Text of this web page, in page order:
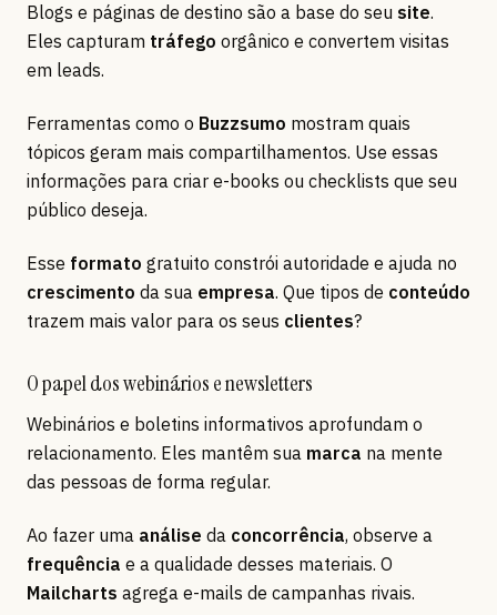
Blogs e páginas de destino são a base do seu site.
Eles capturam tráfego orgânico e convertem visitas
em leads.
Ferramentas como o Buzzsumo mostram quais
tópicos geram mais compartilhamentos. Use essas
informações para criar e-books ou checklists que seu
público deseja.
Esse formato gratuito constrói autoridade e ajuda no
crescimento da sua empresa. Que tipos de conteúdo
trazem mais valor para os seus clientes?
O papel dos webinários e newsletters
Webinários e boletins informativos aprofundam o
relacionamento. Eles mantêm sua marca na mente
das pessoas de forma regular.
Ao fazer uma análise da concorrência, observe a
frequência e a qualidade desses materiais. O
Mailcharts agrega e-mails de campanhas rivais.